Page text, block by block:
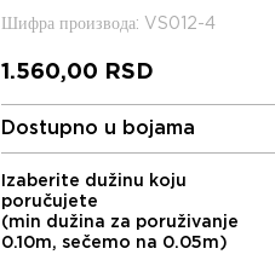
Шифра производа: VS012-4
1.560,00 RSD
Dostupno u bojama
Izaberite dužinu koju
poručujete
(min dužina za poruživanje
0.10m, sečemo na 0.05m)